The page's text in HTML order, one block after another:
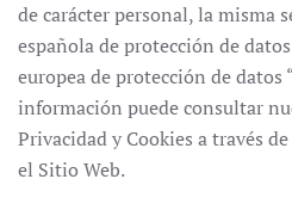
de carácter personal, la misma
española de protección de
europea de protección de datos
información puede consultar
Privacidad y Cookies a través
el Sitio Web.